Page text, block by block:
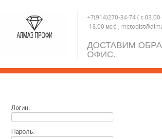
+7(914)270-34-74 ( с
-18.00 мск) ,
ДОСТАВИМ
ОФИС.
Логин:
Пароль: